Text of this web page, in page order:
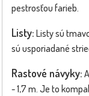
pestrosťou farieb.
Listy: Listy sú
sú usporiadané
Rastové návyky:
- 1,7 m. Je to